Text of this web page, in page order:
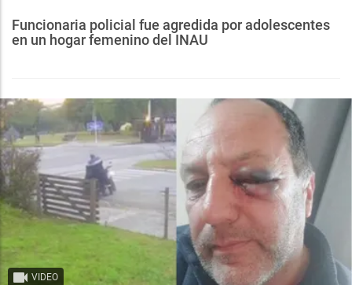
Funcionaria policial fue agredida por adolescentes
en un hogar femenino del INAU
VIDEO